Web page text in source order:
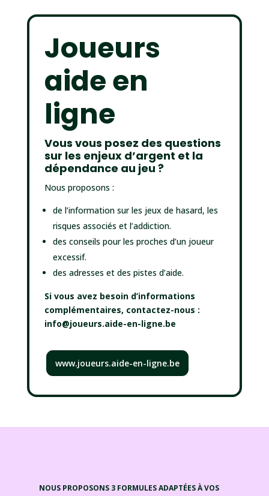
Joueurs
aide en
ligne
Vous vous posez des questions
sur les enjeux d’argent et la
dépendance au jeu ?
Nous proposons :
de l’information sur les jeux de hasard, les
risques associés et l’addiction.
des conseils pour les proches d’un joueur
excessif.
des adresses et des pistes d’aide.
Si vous avez besoin d’informations
complémentaires, contactez-nous :
info@joueurs.aide-en-ligne.be
www.joueurs.aide-en-ligne.be
NOUS PROPOSONS 3 FORMULES ADAPTÉES À VOS